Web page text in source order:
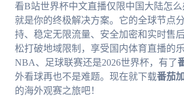
看B站世界杯中文直播仅限中国大陆怎么
就是你的终极解决方案。它的全球节点
持、稳定无限流量、安全加密和实时售
松打破地域限制，享受国内体育直播的
NBA、足球联赛还是2026世界杯，有了
外看球再也不是难题。现在就下载番茄
的海外观赛之旅吧！